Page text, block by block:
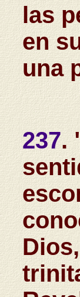
las
en
una
237.